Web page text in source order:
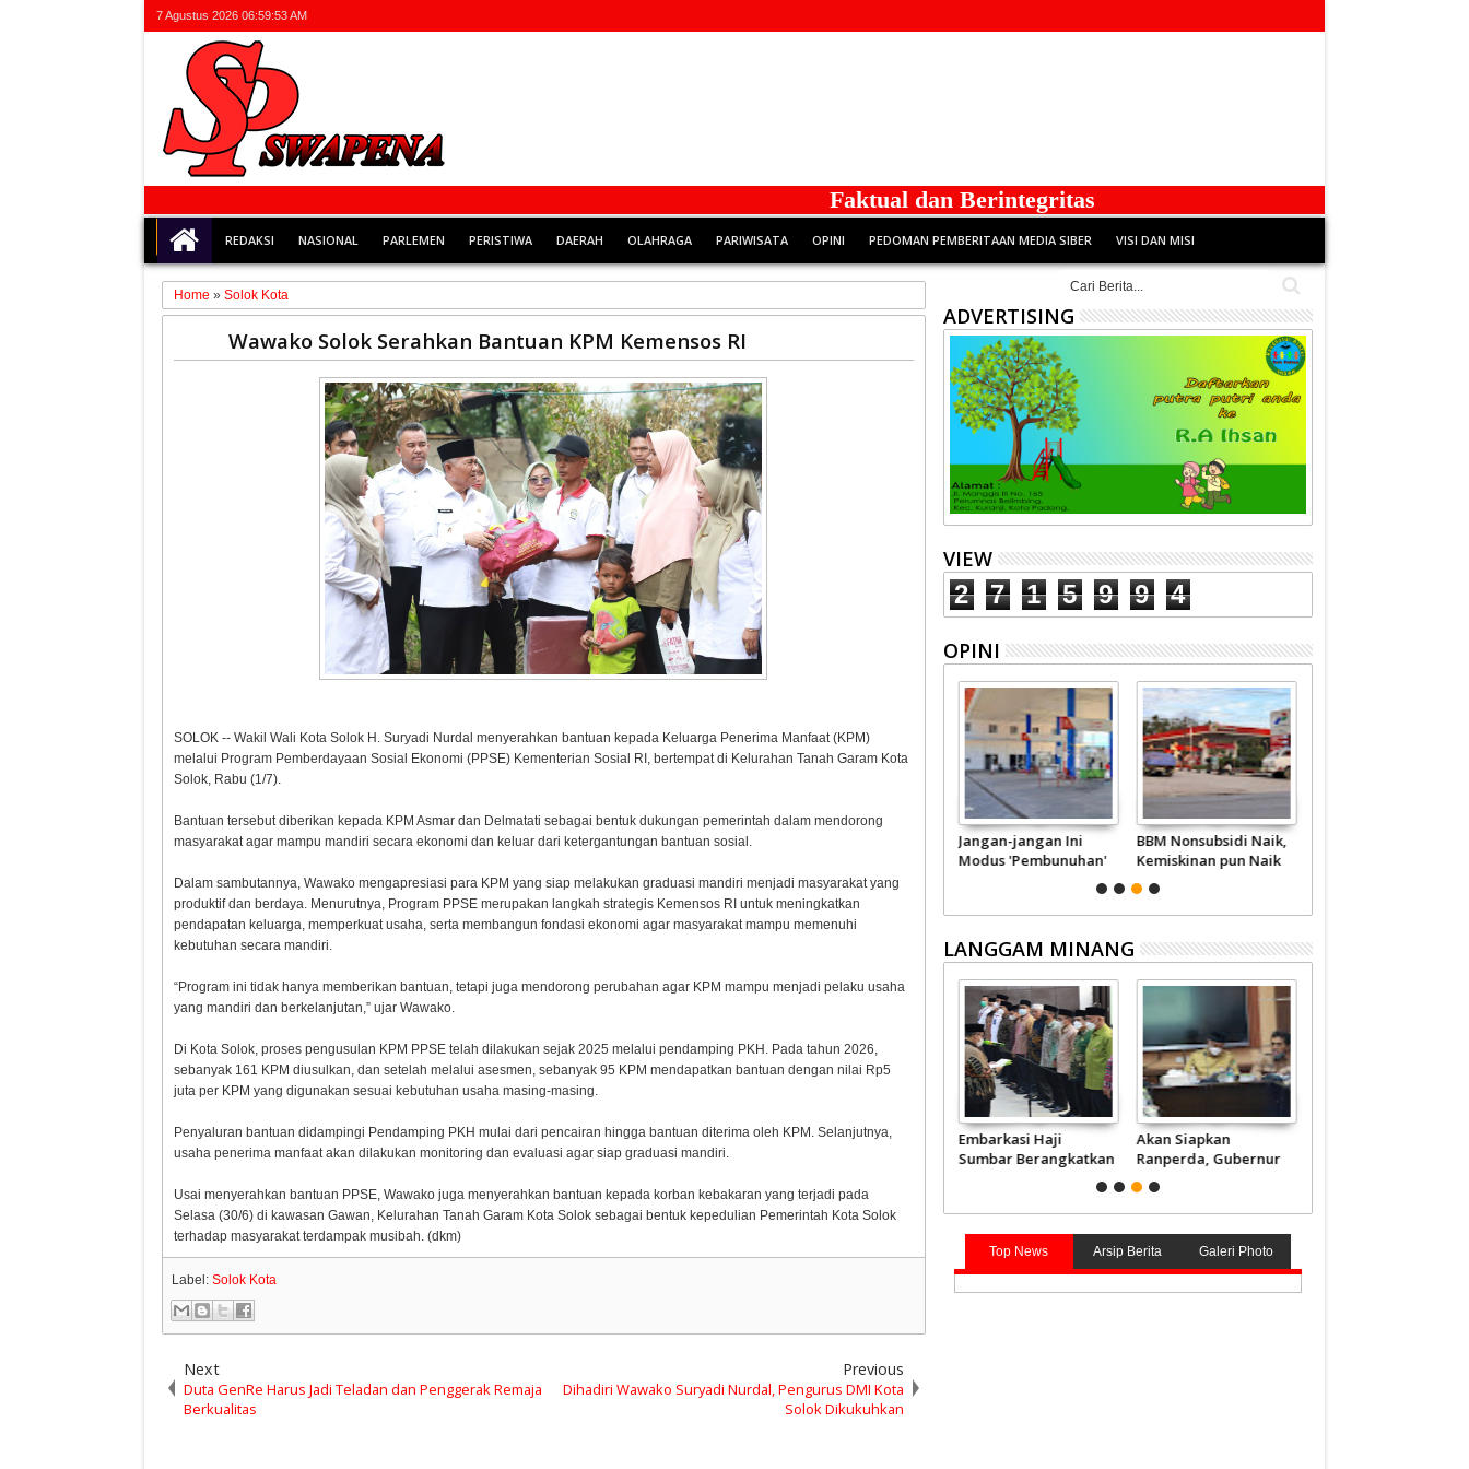
7 Agustus 2026 06:59:53 AM
Faktual dan Berintegritas
REDAKSI NASIONAL PARLEMEN PERISTIWA DAERAH OLAHRAGA PARIWISATA OPINI PEDOMAN PEMBERITAAN MEDIA SIBER VISI DAN MISI
Home »Solok Kota
Wawako Solok Serahkan Bantuan KPM Kemensos RI
SOLOK -- Wakil Wali Kota Solok H. Suryadi Nurdal menyerahkan bantuan kepada Keluarga Penerima Manfaat (KPM)
melalui Program Pemberdayaan Sosial Ekonomi (PPSE) Kementerian Sosial RI, bertempat di Kelurahan Tanah Garam Kota
Solok, Rabu (1/7).
Bantuan tersebut diberikan kepada KPM Asmar dan Delmatati sebagai bentuk dukungan pemerintah dalam mendorong
masyarakat agar mampu mandiri secara ekonomi dan keluar dari ketergantungan bantuan sosial.
Dalam sambutannya, Wawako mengapresiasi para KPM yang siap melakukan graduasi mandiri menjadi masyarakat yang
produktif dan berdaya. Menurutnya, Program PPSE merupakan langkah strategis Kemensos RI untuk meningkatkan
pendapatan keluarga, memperkuat usaha, serta membangun fondasi ekonomi agar masyarakat mampu memenuhi
kebutuhan secara mandiri.
“Program ini tidak hanya memberikan bantuan, tetapi juga mendorong perubahan agar KPM mampu menjadi pelaku usaha
yang mandiri dan berkelanjutan,” ujar Wawako.
Di Kota Solok, proses pengusulan KPM PPSE telah dilakukan sejak 2025 melalui pendamping PKH. Pada tahun 2026,
sebanyak 161 KPM diusulkan, dan setelah melalui asesmen, sebanyak 95 KPM mendapatkan bantuan dengan nilai Rp5
juta per KPM yang digunakan sesuai kebutuhan usaha masing-masing.
Penyaluran bantuan didampingi Pendamping PKH mulai dari pencairan hingga bantuan diterima oleh KPM. Selanjutnya,
usaha penerima manfaat akan dilakukan monitoring dan evaluasi agar siap graduasi mandiri.
Usai menyerahkan bantuan PPSE, Wawako juga menyerahkan bantuan kepada korban kebakaran yang terjadi pada
Selasa (30/6) di kawasan Gawan, Kelurahan Tanah Garam Kota Solok sebagai bentuk kepedulian Pemerintah Kota Solok
terhadap masyarakat terdampak musibah. (dkm)
Label:Solok Kota
Next
Duta GenRe Harus Jadi Teladan dan Penggerak Remaja
Berkualitas
Previous
Dihadiri Wawako Suryadi Nurdal, Pengurus DMI Kota
Solok Dikukuhkan
ADVERTISING
VIEW
2 7 1 5 9 9 4
OPINI
Harapan kepada
Menyelamatkan
Narkoba
Pariwisata Sumbar
Pemerintah -
Masyarakat
Jangan-jangan Ini
Modus 'Pembunuhan'
BBM Nonsubsidi Naik,
Kemiskinan pun Naik
LANGGAM MINANG
Inflasi Sumbar Turun
Takziah ke Kediaman
Ridwan Kamil,
Doakan Eril Syahid
JCH Kloter Pertama
Embarkasi Padang
Suci
Pemprov Sumbar akan
Embarkasi Haji
Sumbar Berangkatkan
2.840 Jemaah Mulai 4
Akan Siapkan
Ranperda, Gubernur
Mahyeldi Sebut Kata
Kunci Soal Gambir
Top News Arsip Berita Galeri Photo